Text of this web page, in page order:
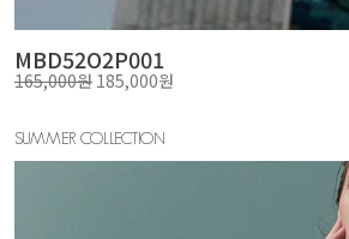
MBD52O2P001
165,000원 185,000원
SUMMER COLLECTION